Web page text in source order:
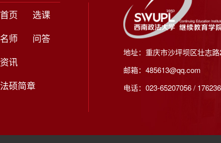
首页
选课
名师
问答
资讯
法硕简章
地址：重庆市沙坪坝区壮志
邮箱：485613@qq.com
电话：023-65207056 /